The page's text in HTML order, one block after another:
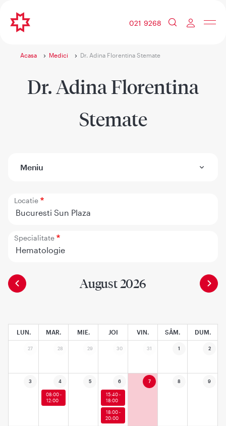
021 9268
Acasa Medici Dr. Adina Florentina Stemate
Dr. Adina Florentina
Stemate
Meniu
Locatie
Bucuresti Sun Plaza
Specialitate
Hematologie
August 2026
LUN. MAR. MIE. JOI VIN. SÂM. DUM.
27 28 29 30 31 1 2
3 4 5 6 7 8 9
08:00 -
12:00
15:40 -
18:00
18:00 -
20:00